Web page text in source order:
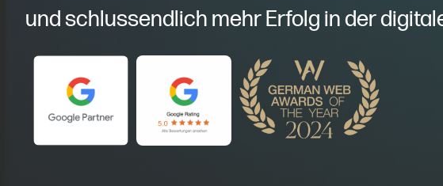
und schlussendlich mehr Erfolg in der